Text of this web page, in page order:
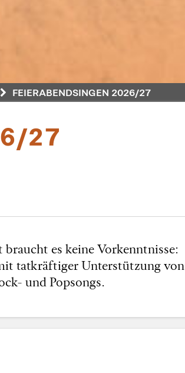
FEIERABENDSINGEN 2026/27
27
es keine Vorkenntnisse:
tatkräftiger Unterstützung von
und Popsongs.